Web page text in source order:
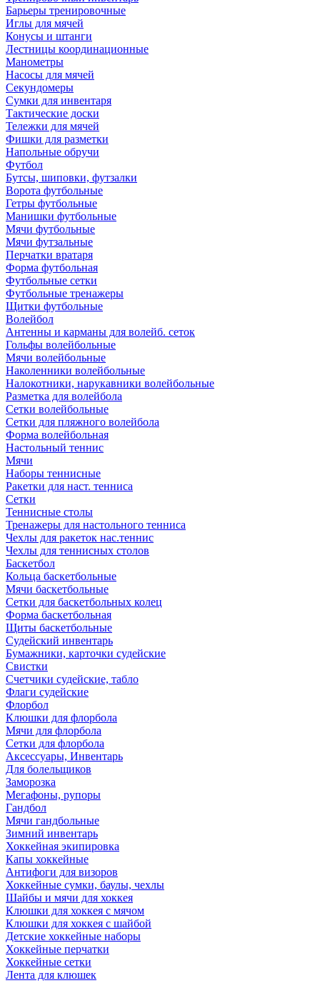
Барьеры тренировочные
Иглы для мячей
Конусы и штанги
Лестницы координационные
Манометры
Насосы для мячей
Секундомеры
Сумки для инвентаря
Тактические доски
Тележки для мячей
Фишки для разметки
Напольные обручи
Футбол
Бутсы, шиповки, футзалки
Ворота футбольные
Гетры футбольные
Манишки футбольные
Мячи футбольные
Мячи футзальные
Перчатки вратаря
Форма футбольная
Футбольные сетки
Футбольные тренажеры
Щитки футбольные
Волейбол
Антенны и карманы для волейб. сеток
Гольфы волейбольные
Мячи волейбольные
Наколенники волейбольные
Налокотники, нарукавники волейбольные
Разметка для волейбола
Сетки волейбольные
Сетки для пляжного волейбола
Форма волейбольная
Настольный теннис
Мячи
Наборы теннисные
Ракетки для наст. тенниса
Сетки
Теннисные столы
Тренажеры для настольного тенниса
Чехлы для ракеток нас.теннис
Чехлы для теннисных столов
Баскетбол
Кольца баскетбольные
Мячи баскетбольные
Сетки для баскетбольных колец
Форма баскетбольная
Щиты баскетбольные
Судейский инвентарь
Бумажники, карточки судейские
Свистки
Счетчики судейские, табло
Флаги судейские
Флорбол
Клюшки для флорбола
Мячи для флорбола
Сетки для флорбола
Аксессуары, Инвентарь
Для болельщиков
Заморозка
Мегафоны, рупоры
Гандбол
Мячи гандбольные
Зимний инвентарь
Хоккейная экипировка
Капы хоккейные
Антифоги для визоров
Хоккейные сумки, баулы, чехлы
Шайбы и мячи для хоккея
Клюшки для хоккея с мячом
Клюшки для хоккея с шайбой
Детские хоккейные наборы
Хоккейные перчатки
Хоккейные сетки
Лента для клюшек